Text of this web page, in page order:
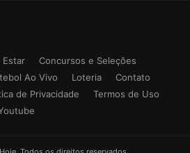
Estar
Concursos e Seleções
Ao Vivo Loteria
Contato
de Privacidade
Termos de Uso